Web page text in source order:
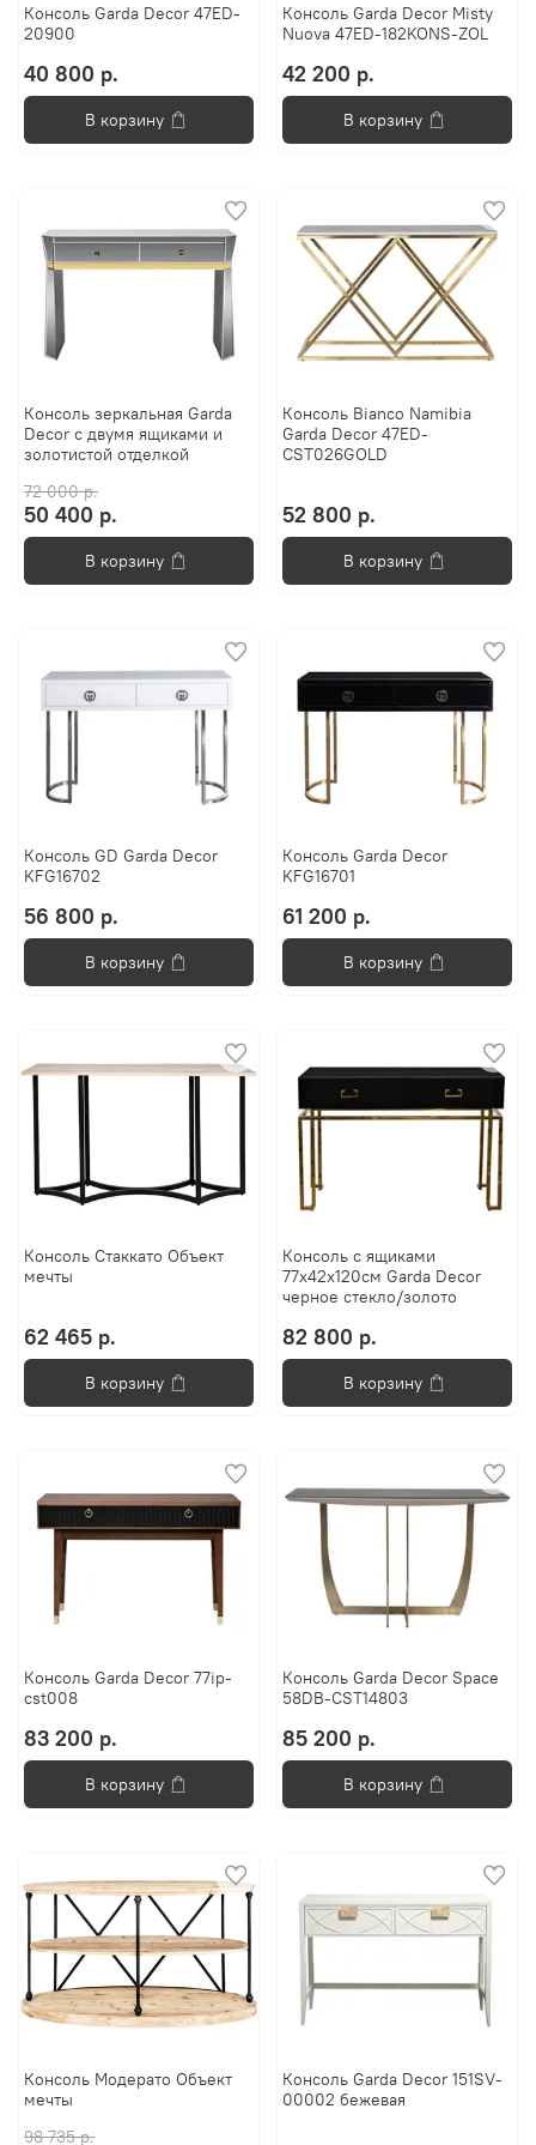
Консоль Garda Decor 47ED-
20900
40 800 р.
В корзину
Консоль Garda Decor Misty
Nuova 47ED-182KONS-ZOL
42 200 р.
В корзину
Консоль зеркальная Garda
Decor с двумя ящиками и
золотистой отделкой
72 000 р.
50 400 р.
В корзину
Консоль Bianco Namibia
Garda Decor 47ED-
CST026GOLD
52 800 р.
В корзину
Консоль GD Garda Decor
KFG16702
56 800 р.
В корзину
Консоль Garda Decor
KFG16701
61 200 р.
В корзину
Консоль Стаккато Объект
мечты
62 465 р.
В корзину
Консоль с ящиками
77x42x120см Garda Decor
черное стекло/золото
82 800 р.
В корзину
Консоль Garda Decor 77ip-
cst008
83 200 р.
В корзину
Консоль Garda Decor Space
58DB-CST14803
85 200 р.
В корзину
Консоль Модерато Объект
мечты
98 735 р.
Консоль Garda Decor 151SV-
00002 бежевая